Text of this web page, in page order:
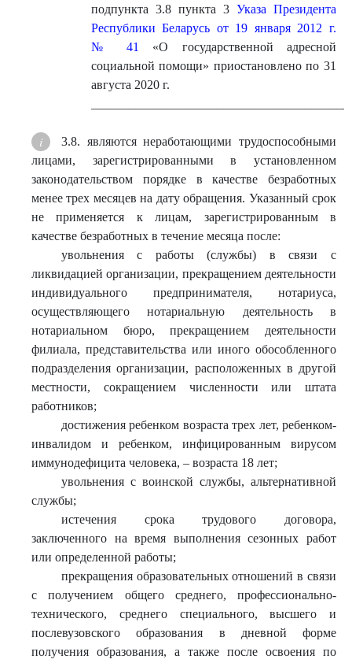
подпункта 3.8 пункта 3 Указа Президента
Республики Беларусь от 19 января 2012 г.
№ 41
«О государственной адресной
социальной помощи» приостановлено по 31
августа 2020 г.
3.8. являются неработающими трудоспособными
лицами, зарегистрированными в установленном
законодательством порядке в качестве безработных
менее трех месяцев на дату обращения. Указанный срок
не применяется к лицам, зарегистрированным в
качестве безработных в течение месяца после:
увольнения с работы (службы) в связи с
ликвидацией организации, прекращением деятельности
индивидуального предпринимателя, нотариуса,
осуществляющего нотариальную деятельность в
нотариальном бюро, прекращением деятельности
филиала, представительства или иного обособленного
подразделения организации, расположенных в другой
местности, сокращением численности или штата
работников;
достижения ребенком возраста трех лет, ребенком-
инвалидом и ребенком, инфицированным вирусом
иммунодефицита человека, – возраста 18 лет;
увольнения с воинской службы, альтернативной
службы;
истечения срока трудового договора,
заключенного на время выполнения сезонных работ
или определенной работы;
прекращения образовательных отношений в связи
с получением общего среднего, профессионально-
технического, среднего специального, высшего и
послевузовского образования в дневной форме
получения образования, а также после освоения по